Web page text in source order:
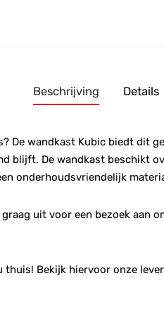
Beschrijving Details
De wandkast Kubic biedt dit
blijft. De wandkast beschikt
onderhoudsvriendelijk
uit voor een bezoek aan
Bekijk hiervoor onze